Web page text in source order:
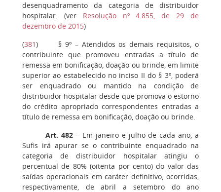
desenquadramento da categoria de distribuidor
hospitalar. (ver Resolução nº 4.855, de 29 de
dezembro de 2015)
(381) § 9º – Atendidos os demais requisitos, o
contribuinte que promoveu entradas a título de
remessa em bonificação, doação ou brinde, em limite
superior ao estabelecido no inciso II do § 3º, poderá
ser enquadrado ou mantido na condição de
distribuidor hospitalar desde que promova o estorno
do crédito apropriado correspondentes entradas a
título de remessa em bonificação, doação ou brinde.
Art. 482 – Em janeiro e julho de cada ano, a
Sufis irá apurar se o contribuinte enquadrado na
categoria de distribuidor hospitalar atingiu o
percentual de 80% (oitenta por cento) do valor das
saídas operacionais em caráter definitivo, ocorridas,
respectivamente, de abril a setembro do ano